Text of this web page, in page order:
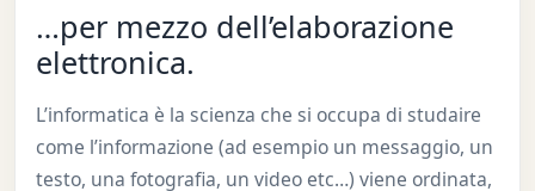
…per mezzo dell’elaborazione
elettronica.
L’informatica è la scienza che si occupa di studaire
come l’informazione (ad esempio un messaggio, un
testo, una fotografia, un video etc…) viene ordinata,